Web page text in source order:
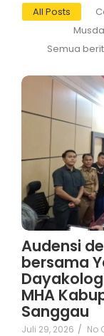
All Posts
Semua
Audensi
bersama
MHA
Sanggau
Juli 29, 2026 / No